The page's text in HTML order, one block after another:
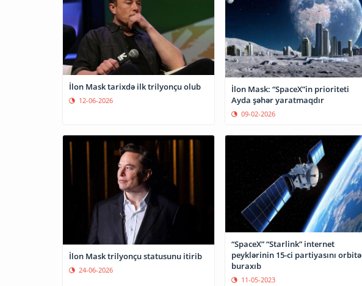
İlon Mask tarixdə ilk trilyonçu olub
12-06-2026
İlon Mask: “SpaceX”in prioriteti
Ayda şəhər yaratmaqdır
09-02-2026
İlon Mask trilyonçu statusunu itirib
24-06-2026
“SpaceX” “Starlink” internet
peyklərinin 15-ci partiyasını orbitə
buraxıb
11-05-2023